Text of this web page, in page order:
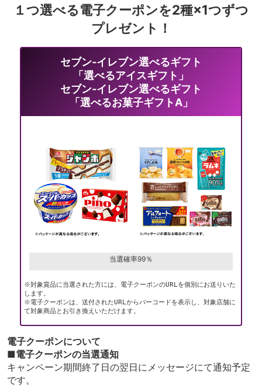
１つ選べる電子クーポンを2種×1つずつ
プレゼント！
セブン‐イレブン選べるギフト
「選べるアイスギフト」
セブン‐イレブン選べるギフト
「選べるお菓子ギフトA」
当選確率99％
※対象賞品に当選された方には、電子クーポンのURLを個別にお送りいた
します。
※電子クーポンは、送付されたURLからバーコードを表示し、対象店舗に
て対象商品とお引き換えいただけます。
電子クーポンについて
■電子クーポンの当選通知
キャンペーン期間終了日の翌日にメッセージにて通知予定
です。